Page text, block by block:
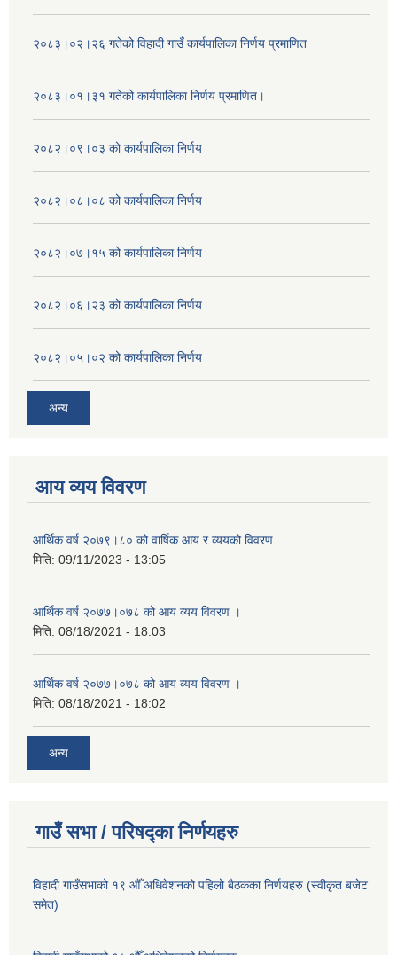
२०८३।०२।२६ गतेको विहादी गाउँ कार्यपालिका निर्णय प्रमाणित
२०८३।०१।३१ गतेको कार्यपालिका निर्णय प्रमाणित।
२०८२।०९।०३ को कार्यपालिका निर्णय
२०८२।०८।०८ को कार्यपालिका निर्णय
२०८२।०७।१५ को कार्यपालिका निर्णय
२०८२।०६।२३ को कार्यपालिका निर्णय
२०८२।०५।०२ को कार्यपालिका निर्णय
अन्य
आय व्यय विवरण
आर्थिक वर्ष २०७९।८० को वार्षिक आय र व्ययको विवरण
मिति: 09/11/2023 - 13:05
आर्थिक वर्ष २०७७।०७८ को आय व्यय विवरण ।
मिति: 08/18/2021 - 18:03
आर्थिक वर्ष २०७७।०७८ को आय व्यय विवरण ।
मिति: 08/18/2021 - 18:02
अन्य
गाउँ सभा / परिषद्का निर्णयहरु
विहादी गाउँसभाको १९ औँ अधिवेशनको पहिलो बैठकका निर्णयहरु (स्वीकृत बजेट
समेत)